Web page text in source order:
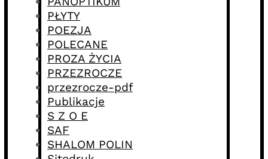
PŁYTY
POEZJA
POLECANE
PROZA ŻYCIA
PRZEZROCZE
przezrocze-pdf
Publikacje
S Z O E
SAF
SHALOM POLIN